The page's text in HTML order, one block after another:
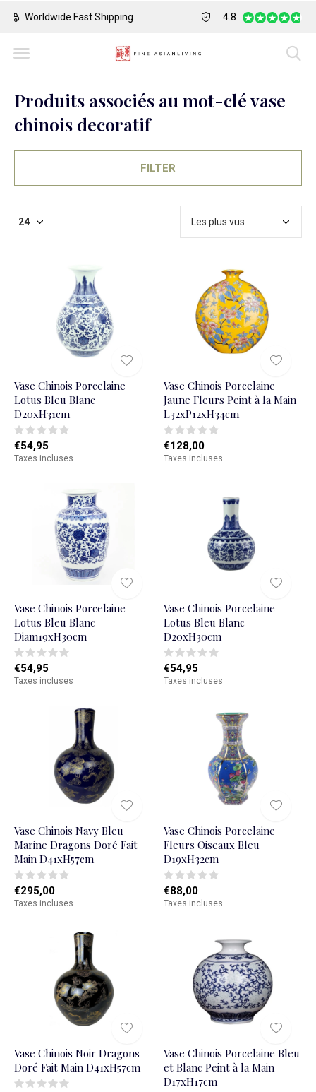
Safe Payment Largest Collection
4.8
Produits associés au mot-clé vase
chinois decoratif
FILTER
Vase Chinois Porcelaine
Lotus Bleu Blanc
D20xH31cm
€54,95
Taxes incluses
Vase Chinois Porcelaine
Jaune Fleurs Peint à la Main
L32xP12xH34cm
€128,00
Taxes incluses
Vase Chinois Porcelaine
Lotus Bleu Blanc
Diam19xH30cm
€54,95
Taxes incluses
Vase Chinois Porcelaine
Lotus Bleu Blanc
D20xH30cm
€54,95
Taxes incluses
Vase Chinois Navy Bleu
Marine Dragons Doré Fait
Main D41xH57cm
€295,00
Taxes incluses
Vase Chinois Porcelaine
Fleurs Oiseaux Bleu
D19xH32cm
€88,00
Taxes incluses
Vase Chinois Noir Dragons
Doré Fait Main D41xH57cm
Vase Chinois Porcelaine Bleu
et Blanc Peint à la Main
D17xH17cm